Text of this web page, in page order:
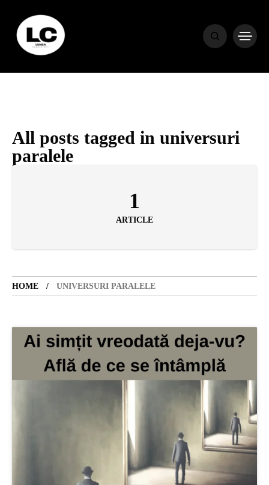
All posts tagged in universuri
paralele
1
ARTICLE
HOME UNIVERSURI PARALELE
HOME
HOROSCOP
ENGLISH
CONTENT
SANATATE
SI
INGRIJIRE
ISTORIE
NATURĂ